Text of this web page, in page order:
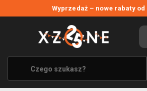
Wyprzedaż – nowe rabaty od
WYPRZEDAŻ
WSZYSTKIE MARKI
XZONE ORIGINALS
UBRANIA I AKCESORIA